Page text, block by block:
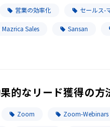
営業の効率化 セールス-
Mazrica Sales Sansan
的なリード獲得の方
Zoom Zoom-Webinars